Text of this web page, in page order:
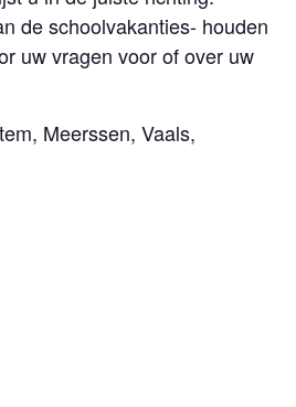
de schoolvakanties- houden
uw vragen voor of over uw
Meerssen, Vaals,